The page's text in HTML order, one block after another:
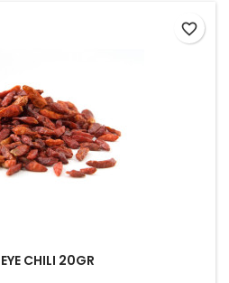
CHILI 20GR
favorite_border